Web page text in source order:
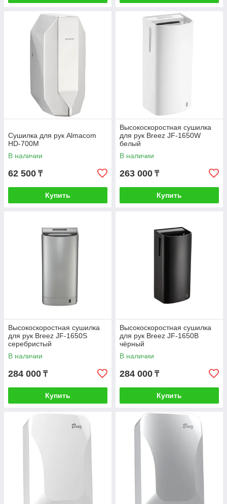
Сушилка для рук Almacom
HD-700M
В наличии
62 500 ₸
Купить
Высокоскоростная сушилка
для рук Breez JF-1650W
белый
В наличии
263 000 ₸
Купить
Высокоскоростная сушилка
для рук Breez JF-1650S
серебристый
В наличии
284 000 ₸
Купить
Высокоскоростная сушилка
для рук Breez JF-1650B
чёрный
В наличии
284 000 ₸
Купить